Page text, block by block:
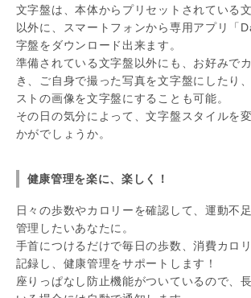
文字盤は、本体からプリセットされている
以外に、スマートフォンから専用アプリ「
字盤をダウンロード出来ます。
準備されている文字盤以外にも、お好みで
き、ご自身で撮った写真を文字盤にしたり
ストの画像を文字盤にすることも可能。
その日の気分によって、文字盤スタイルを
かがでしょうか。
健康管理を楽に、楽しく！
日々の歩数やカロリーを確認して、運動不
管理したいあなたに。
手首につけるだけで毎日の歩数、消費カロ
記録し、健康管理をサポートします！
座りっぱなし防止機能がついているので、